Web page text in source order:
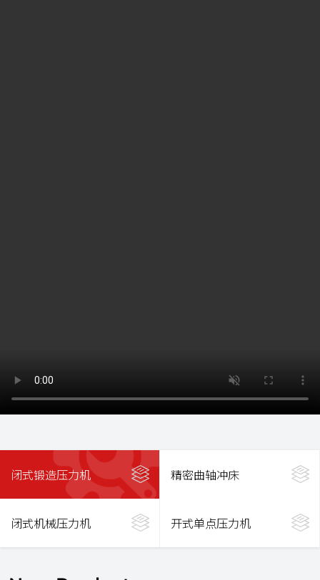
闭式锻造压力机 精密曲轴冲床
闭式机械压力机 开式单点压力机